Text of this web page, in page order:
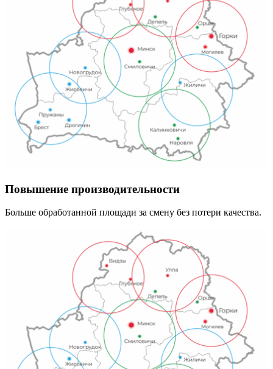
Повышение производительности
Больше обработанной площади за смену без потери качества.